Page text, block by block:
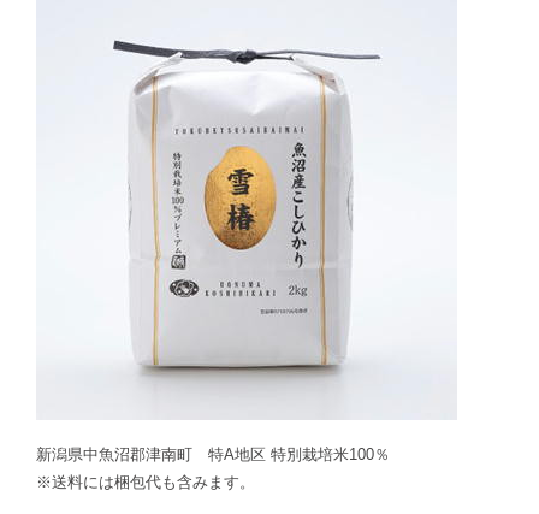
新潟県中魚沼郡津南町 特A地区 特別栽培米100％
※送料には梱包代も含みます。